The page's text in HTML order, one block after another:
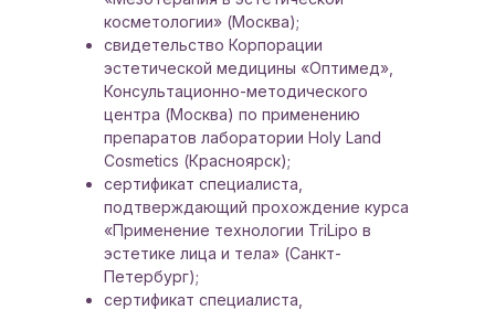
косметологии» (Москва);
свидетельство Корпорации
эстетической медицины «Оптимед»,
Консультационно-методического
центра (Москва) по применению
препаратов лаборатории Holy Land
Cosmetics (Красноярск);
сертификат специалиста,
подтверждающий прохождение курса
«Применение технологии TriLipo в
эстетике лица и тела» (Санкт-
Петербург);
сертификат специалиста,